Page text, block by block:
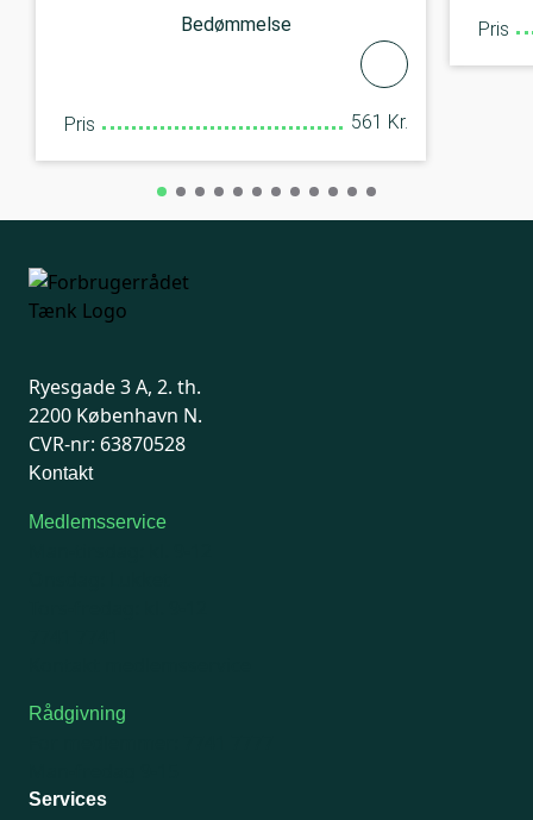
Bedømmelse
Pris 561 Kr.
Pris
Ryesgade 3 A, 2. th.
2200 København N.
CVR-nr: 63870528
Kontakt
Medlemsservice
Rådgivning
Services